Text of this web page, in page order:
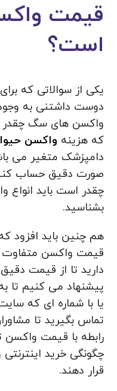
قیمت
است؟
یکی از سوالاتی که
دوست داشتنی به
واکسن های سگ چقدر
که هزینه واکسن
دامپزشک متغیر می
صورت دقیق حساب
چقدر است باید انواع
بشناسید.
هم چنین باید افزود
قیمت واکسن متفاوت
دارید تا از قیمت
پیشنهاد می‌ کنیم تا
یا با شماره ای که
تماس بگیرید تا
رابطه با قیمت
چگونگی خرید
قرار دهند.